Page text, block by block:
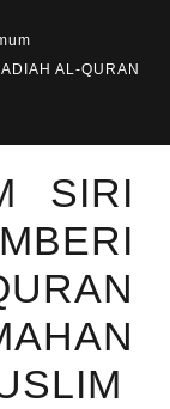
AL-QURAN
SIRI